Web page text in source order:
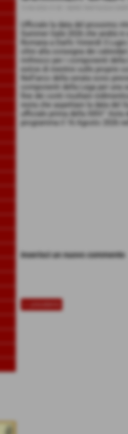
Ufficiale la data del prossimo
Summer Galà 2026 che andrà
Romana a Darfo Venerdì 3
oltre alla consegna dei
rinfresco per i componenti
estive di mentire sulle proprie
Nell'arco della serata sono
componenti della Lega per
fine dei conti risultare
resta che aspettare la data del
ufficiale prima della XXIV° Asta
programma il 16 Agosto 2026
inserisci un nuovo commento